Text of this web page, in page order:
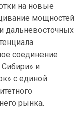
на новые
мощностей
дальневосточных
соединение
Сибири» и
с единой
рынка.